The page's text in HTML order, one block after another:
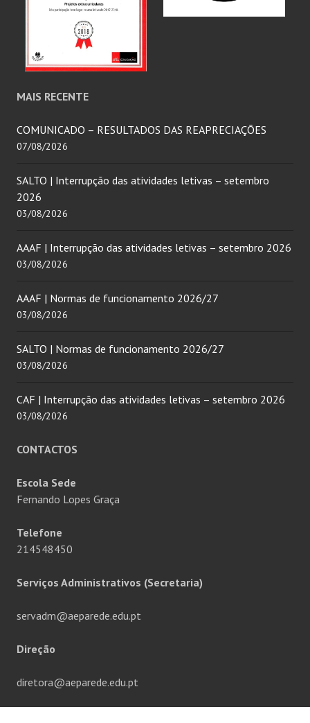
MAIS RECENTE
COMUNICADO – RESULTADOS DAS REAPRECIAÇÕES
07/08/2026
SALTO | Interrupção das atividades letivas – setembro
2026
03/08/2026
AAAF | Interrupção das atividades letivas – setembro 2026
03/08/2026
AAAF | Normas de funcionamento 2026/27
03/08/2026
SALTO | Normas de funcionamento 2026/27
03/08/2026
CAF | Interrupção das atividades letivas – setembro 2026
03/08/2026
CONTACTOS
Escola Sede
Fernando Lopes Graça
Telefone
214548450
Serviços Administrativos (Secretaria)
servadm@aeparede.edu.pt
Direção
diretora@aeparede.edu.pt